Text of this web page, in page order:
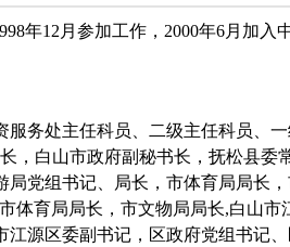
年12 月 参加工作， 2000年6月 加 入
务处主任科员、二级主任科员、一
，白山市政府副秘书长，抚松县委
局党组书记、局长，市体育局局长
体育局局长，市文物局局长,白山
源区委副书记，区政府党组书记、